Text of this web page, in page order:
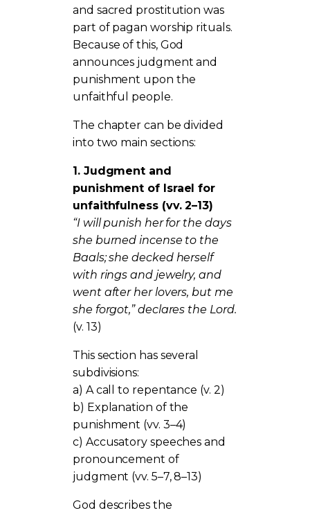
and sacred prostitution was
part of pagan worship rituals.
Because of this, God
announces judgment and
punishment upon the
unfaithful people.
The chapter can be divided
into two main sections:
1. Judgment and
punishment of Israel for
unfaithfulness (vv. 2–13)
“I will punish her for the days
she burned incense to the
Baals; she decked herself
with rings and jewelry, and
went after her lovers, but me
she forgot,” declares the Lord.
(v. 13)
This section has several
subdivisions:
a) A call to repentance (v. 2)
b) Explanation of the
punishment (vv. 3–4)
c) Accusatory speeches and
pronouncement of
judgment (vv. 5–7, 8–13)
God describes the